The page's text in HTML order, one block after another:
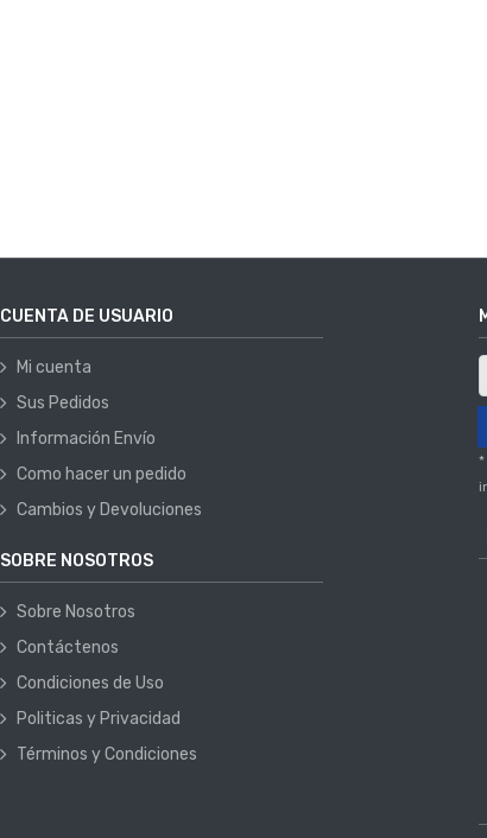
CUENTA DE USUARIO
Mi cuenta
Sus Pedidos
Información Envío
Como hacer un pedido
Cambios y Devoluciones
SOBRE NOSOTROS
Sobre Nosotros
Contáctenos
Condiciones de Uso
Politicas y Privacidad
Términos y Condiciones
*